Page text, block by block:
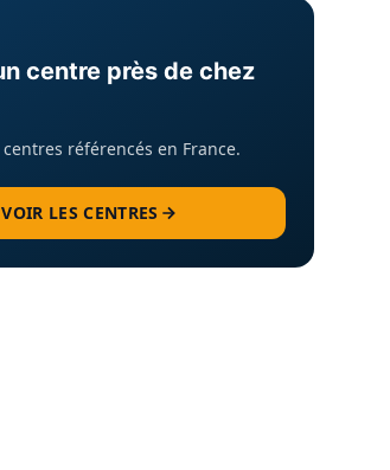
centre près de chez
centres référencés en France.
VOIR LES CENTRES